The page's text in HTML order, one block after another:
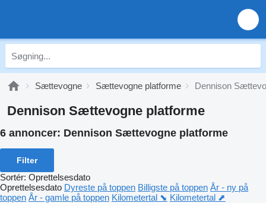
Sættevogne Sættevogne platforme Dennison
Dennison Sættevogne platforme
6 annoncer: Dennison Sættevogne platforme
Filter
Sortér: Oprettelsesdato
Oprettelsesdato Dyreste på toppen Billigste på toppen År - ny på
toppen År - gamle på toppen Kilometertal ⬊ Kilometertal ⬈